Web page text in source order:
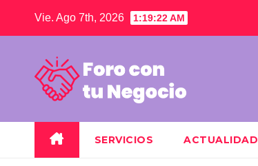
Vie. Ago 7th, 2026 1:19:22 AM
SERVICIOS ACTUALIDAD